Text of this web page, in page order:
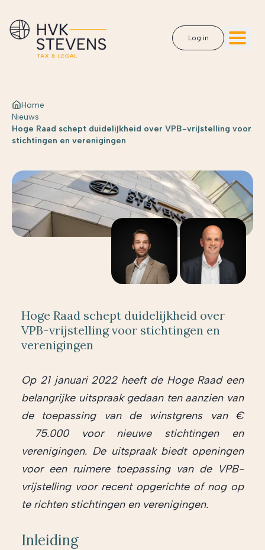
Log in
Home
Nieuws
Hoge Raad schept duidelijkheid over VPB-vrijstelling voor
stichtingen en verenigingen
Hoge Raad schept duidelijkheid over
VPB-vrijstelling voor stichtingen en
verenigingen
Op 21 januari 2022 heeft de Hoge Raad een
belangrijke uitspraak gedaan ten aanzien van
de toepassing van de winstgrens van €
75.000 voor nieuwe stichtingen en
verenigingen. De uitspraak biedt openingen
voor een ruimere toepassing van de VPB-
vrijstelling voor recent opgerichte of nog op
te richten stichtingen en verenigingen.
Inleiding